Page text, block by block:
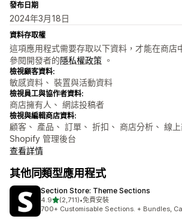
發布日期
2024年3月18日
資料存取權
這項應用程式需要存取以下資料，才能在商店
參閱開發者的隱私權政策 。
檢視顧客資料:
敏感資料、 裝置與活動資料
檢視員工與協作者資料:
商店擁有人、 網誌投稿者
檢視與編輯商店資料:
顧客、 產品、 訂單、 折扣、 商店分析、 線上
Shopify 管理後台
查看詳情
其他同類型應用程式
Section Store: Theme Sections
4.9滿分 5 顆星
(2,711)
共有 2711 則評價
•免費安裝
700+ Customisable Sections. + Bundles,